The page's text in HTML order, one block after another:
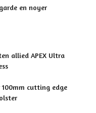
en noyer
allied APEX Ultra
100mm cutting edge